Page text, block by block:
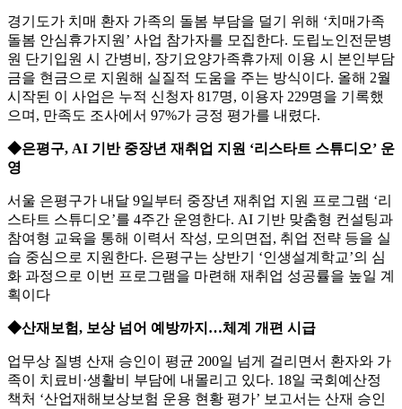
경기도가 치매 환자 가족의 돌봄 부담을 덜기 위해 ‘치매가족
돌봄 안심휴가지원’ 사업 참가자를 모집한다. 도립노인전문병
원 단기입원 시 간병비, 장기요양가족휴가제 이용 시 본인부담
금을 현금으로 지원해 실질적 도움을 주는 방식이다. 올해 2월
시작된 이 사업은 누적 신청자 817명, 이용자 229명을 기록했
으며, 만족도 조사에서 97%가 긍정 평가를 내렸다.
◆은평구, AI 기반 중장년 재취업 지원 ‘리스타트 스튜디오’ 운
영
서울 은평구가 내달 9일부터 중장년 재취업 지원 프로그램 ‘리
스타트 스튜디오’를 4주간 운영한다. AI 기반 맞춤형 컨설팅과
참여형 교육을 통해 이력서 작성, 모의면접, 취업 전략 등을 실
습 중심으로 지원한다. 은평구는 상반기 ‘인생설계학교’의 심
화 과정으로 이번 프로그램을 마련해 재취업 성공률을 높일 계
획이다
◆산재보험, 보상 넘어 예방까지…체계 개편 시급
업무상 질병 산재 승인이 평균 200일 넘게 걸리면서 환자와 가
족이 치료비·생활비 부담에 내몰리고 있다. 18일 국회예산정
책처 ‘산업재해보상보험 운용 현황 평가’ 보고서는 산재 승인